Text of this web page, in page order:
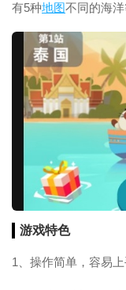
有5种地图不同的海
游戏特色
1、操作简单，容易